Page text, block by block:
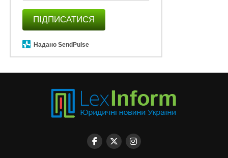
ПІДПИСАТИСЯ
Надано SendPulse